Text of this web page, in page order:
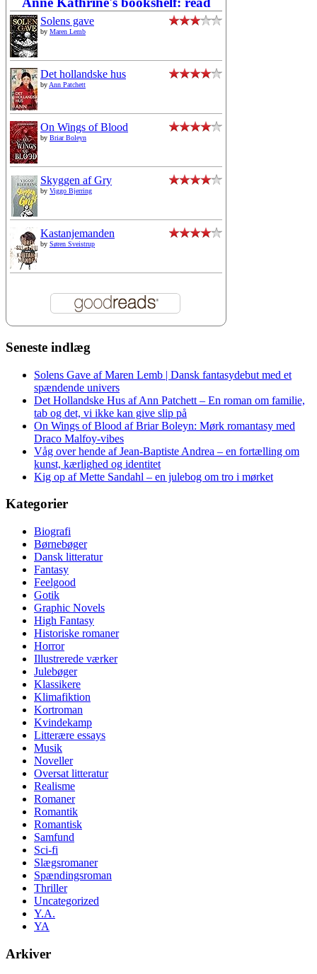
Solens gave
by Maren Lemb
Det hollandske hus
byAnn Patchett
On Wings of Blood
by Briar Boleyn
Skyggen af Gry
by Viggo Bjerring
Kastanjemanden
by Søren Sveistrup
Seneste indlæg
Solens Gave af Maren Lemb | Dansk fantasydebut med et
spændende univers
Det Hollandske Hus af Ann Patchett – En roman om familie,
tab og det, vi ikke kan give slip på
On Wings of Blood af Briar Boleyn: Mørk romantasy med
Draco Malfoy-vibes
Våg over hende af Jean-Baptiste Andrea – en fortælling om
kunst, kærlighed og identitet
Kig op af Mette Sandahl – en julebog om tro i mørket
Kategorier
Biografi
Børnebøger
Dansk litteratur
Fantasy
Feelgood
Gotik
Graphic Novels
High Fantasy
Historiske romaner
Horror
Illustrerede værker
Julebøger
Klassikere
Klimafiktion
Kortroman
Kvindekamp
Litterære essays
Musik
Noveller
Oversat litteratur
Realisme
Romaner
Romantik
Romantisk
Samfund
Sci-fi
Slægsromaner
Spændingsroman
Thriller
Uncategorized
Y.A.
YA
Arkiver